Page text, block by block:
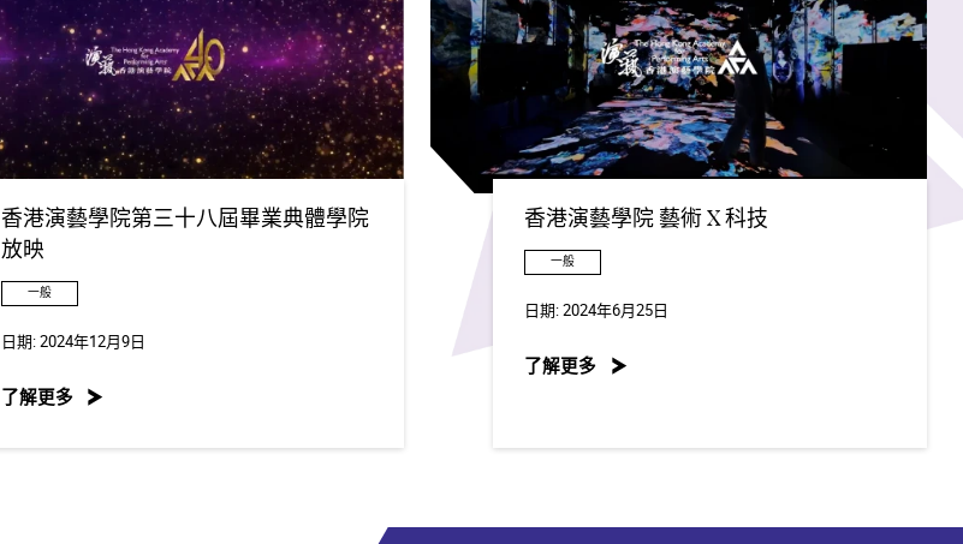
香港演藝學院第三十八屆畢業典體學院
放映
一般
日期:2024年12月9日
了解更多
香港演藝學院 藝術 X 科技
一般
日期:2024年6月25日
了解更多